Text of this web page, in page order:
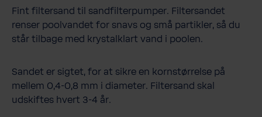
Fint filtersand til sandfilterpumper. Filtersandet
renser poolvandet for snavs og små partikler, så du
står tilbage med krystalklart vand i poolen.
Sandet er sigtet, for at sikre en kornstørrelse på
mellem 0,4-0,8 mm i diameter. Filtersand skal
udskiftes hvert 3-4 år.